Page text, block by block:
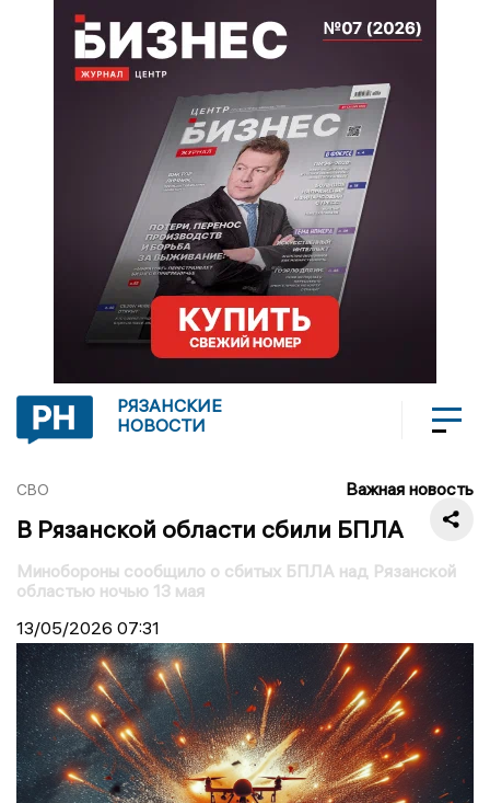
РЯЗАНСКИЕ
НОВОСТИ
СВО Важная новость
В Рязанской области сбили БПЛА
Минобороны сообщило о сбитых БПЛА над Рязанской
областью ночью 13 мая
13/05/2026 07:31